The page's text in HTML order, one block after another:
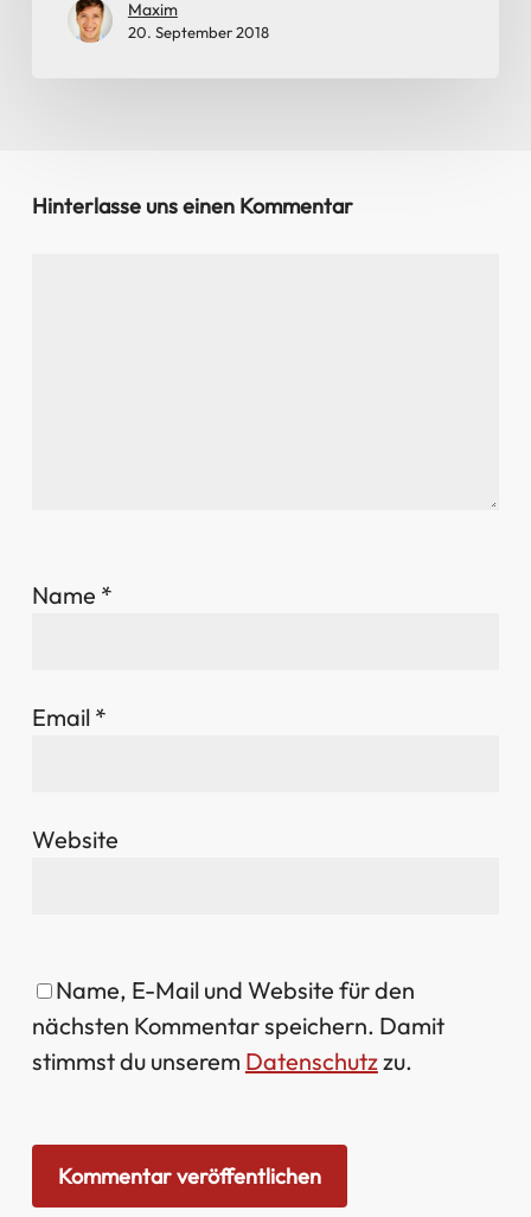
Maxim
20. September 2018
Hinterlasse uns einen Kommentar
Name *
Email *
Website
Name, E-Mail und Website für den
nächsten Kommentar speichern. Damit
stimmst du unserem Datenschutzzu.